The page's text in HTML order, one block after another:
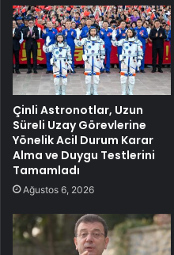
Çinli Astronotlar, Uzun
Süreli Uzay Görevlerine
Yönelik Acil Durum Karar
Alma ve Duygu Testlerini
Tamamladı
Ağustos 6, 2026